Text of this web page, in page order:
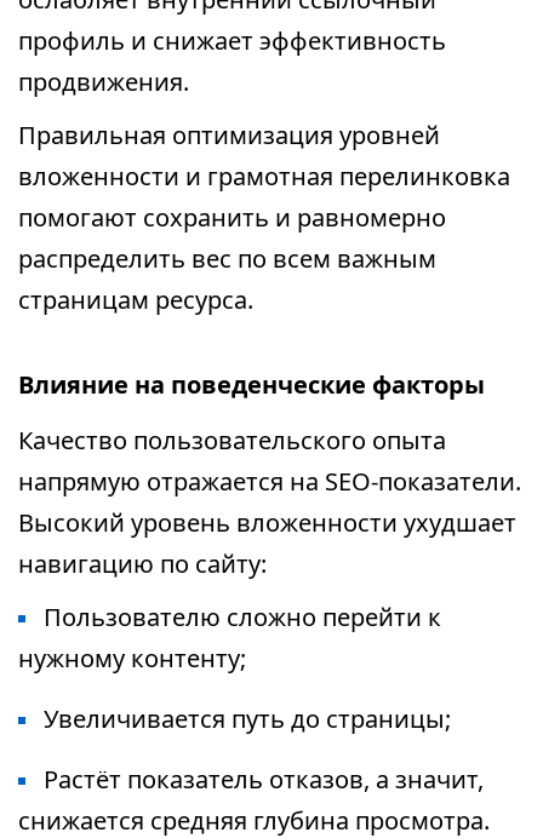
профиль и снижает эффективность
продвижения.
Правильная оптимизация уровней
вложенности и грамотная перелинковка
помогают сохранить и равномерно
распределить вес по всем важным
страницам ресурса.
Влияние на поведенческие факторы
Качество пользовательского опыта
напрямую отражается на SEO-показатели.
Высокий уровень вложенности ухудшает
навигацию по сайту:
Пользователю сложно перейти к
нужному контенту;
Увеличивается путь до страницы;
Растёт показатель отказов, а значит,
снижается средняя глубина просмотра.